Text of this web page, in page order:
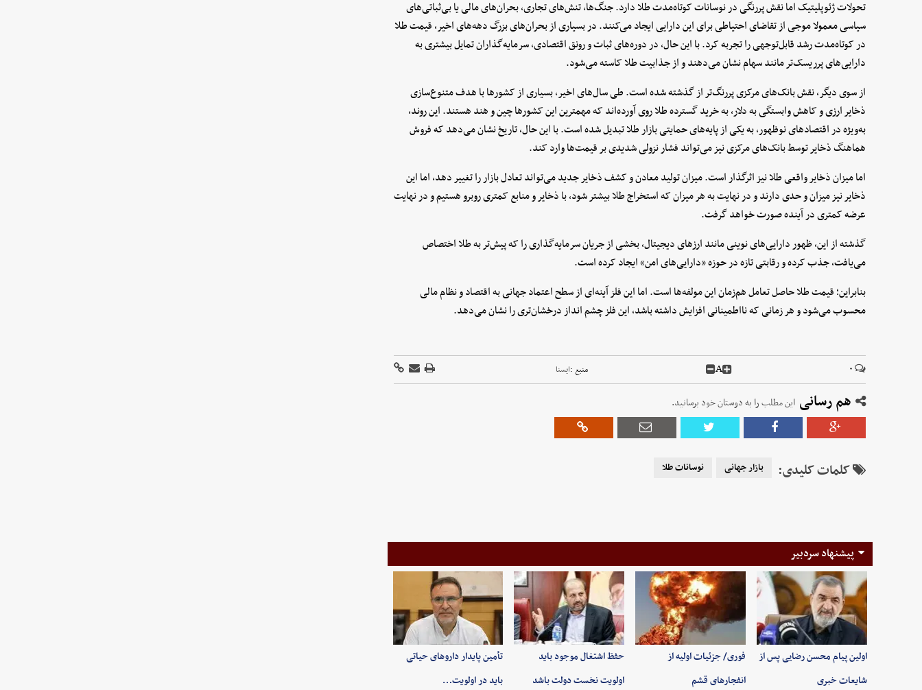
تحولات ژئوپلیتیک اما نقش پررنگی در نوسانات کوتاه‌مدت طلا دارد. جنگ‌ها، تنش‌های تجاری، بحران‌های مالی یا بی‌ثباتی‌های
سیاسی معمولا موجی از تقاضای احتیاطی برای این دارایی ایجاد می‌کنند. در بسیاری از بحران‌های بزرگ دهه‌های اخیر، قیمت طلا
در کوتاه‌مدت رشد قابل‌توجهی را تجربه کرد. با این حال، در دوره‌های ثبات و رونق اقتصادی، سرمایه‌گذاران تمایل بیشتری به
دارایی‌های پرریسک‌تر مانند سهام نشان می‌دهند و از جذابیت طلا کاسته می‌شود.
از سوی دیگر، نقش بانک‌های مرکزی پررنگ‌تر از گذشته شده است. طی سال‌های اخیر، بسیاری از کشورها با هدف متنوع‌سازی
ذخایر ارزی و کاهش وابستگی به دلار، به خرید گسترده طلا روی آورده‌اند که مهمترین این کشورها چین و هند هستند. این روند،
به‌ویژه در اقتصادهای نوظهور، به یکی از پایه‌های حمایتی بازار طلا تبدیل شده است. با این حال، تاریخ نشان می‌دهد که فروش
هماهنگ ذخایر توسط بانک‌های مرکزی نیز می‌تواند فشار نزولی شدیدی بر قیمت‌ها وارد کند.
اما میزان ذخایر واقعی طلا نیز اثرگذار است. میزان تولید معادن و کشف ذخایر جدید می‌تواند تعادل بازار را تغییر دهد، اما این
ذخایر نیز میزان و حدی دارند و در نهایت به هر میزان که استخراج طلا بیشتر شود، ‌با ذخایر و منابع کمتری روبرو هستیم و در نهایت
عرضه کمتری در آینده صورت خواهد گرفت.
گذشته از این، ظهور دارایی‌های نوینی مانند ارزهای دیجیتال، بخشی از جریان سرمایه‌گذاری را که پیش‌تر به طلا اختصاص
می‌یافت، جذب کرده و رقابتی تازه در حوزه «دارایی‌های امن» ایجاد کرده است.
بنابراین؛ قیمت طلا حاصل تعامل هم‌زمان این مولفه‌ها است. اما این فلز آینه‌ای از سطح اعتماد جهانی به اقتصاد و نظام مالی
محسوب می‌شود و هر زمانی که نااطمینانی افزایش داشته باشد، این فلز چشم انداز درخشان‌تری را نشان می‌دهد.
۰ A منبع :ايسنا
هم رسانی این مطلب را به دوستان خود برسانید.
کلمات کلیدی: بازار جهانی نوسانات طلا
پیشنهاد سردبیر
اولین پیام محسن رضایی پس از
شایعات خبری
فوری/ جزئیات اولیه از
انفجارهای قشم
حفظ اشتغال موجود باید
اولویت نخست دولت باشد
تأمین پایدار داروهای حیاتی
باید در اولویت…